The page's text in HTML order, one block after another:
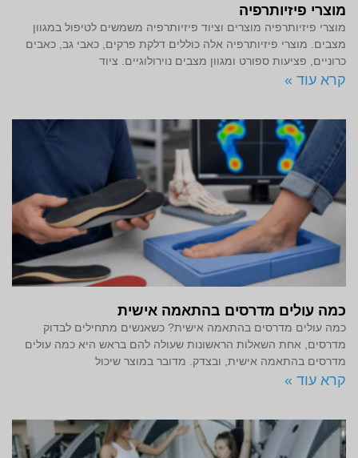
מוצרי פיזיותרפיה
מוצרי פיזיותרפיה מוצרים וציוד פיזיותרפיה משמשים לטיפול במגוון
מצבים. מוצרי פיזיותרפיה אלה כוללים דלקת פרקים, כאבי גב, כאבים
כרוניים, פציעות ספורט ומגוון מצבים נוירולוגיים. ציוד
קרא עוד »
כמה עולים מדרסים בהתאמה אישית
כמה עולים מדרסים בהתאמה אישית? כשאנשים מתחילים לבדוק
מדרסים, אחת השאלות הראשונות שעולה להם בראש היא כמה עולים
מדרסים בהתאמה אישית, ובצדק. מדובר במוצר שיכול
קרא עוד »